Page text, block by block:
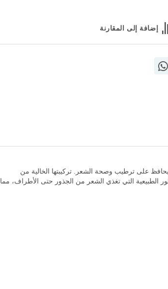
إضافة إلى المقارنة
يحافظ على ترطيب وصحة الشعر. تركيبتها الخالية من
الطبيعية التي تغذي الشعر من الجذور حتى الأطراف، مما